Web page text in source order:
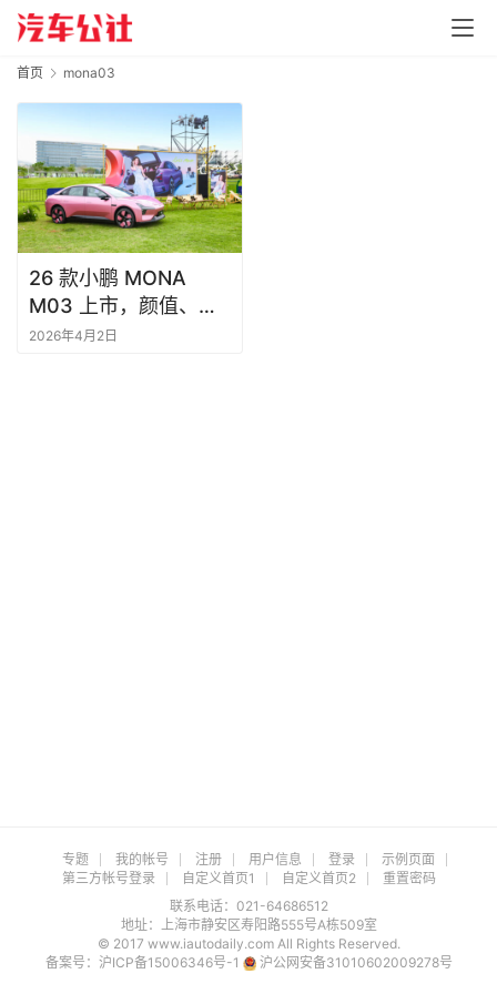
首页 mona03
26 款小鹏 MONA
M03 上市，颜值、智
驾、舒适全面升级
2026年4月2日
专题 我的帐号 注册 用户信息 登录
示例页面
第三方帐号登录
自定义首页1 自定义首页2
重置密码
联系电话：021-64686512
地址：上海市静安区寿阳路555号A栋509室
© 2017 www.iautodaily.com All Rights Reserved.
备案号： 沪ICP备15006346号-1 沪公网安备31010602009278号